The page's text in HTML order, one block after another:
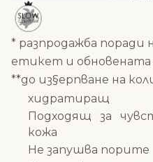
* разпродажба поради
етикет и обновената
**до из§ерпване на
хидратиращ
Подходящ за
кожа
Не запушва порите